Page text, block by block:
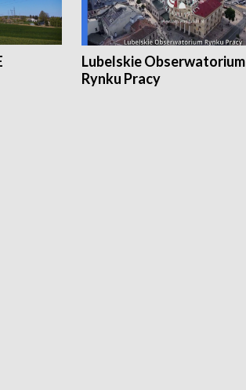
Lubelskie Obserwatorium
Rynku Pracy